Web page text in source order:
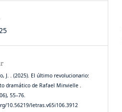
J. . (2025). El último revolucionario:
dramático de Rafael Minvielle .
55–76.
10.56219/letras.v65i106.3912